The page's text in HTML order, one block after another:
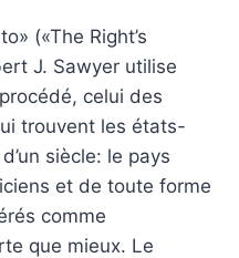
(«The Right’s
J. Sawyer utilise
celui des
trouvent les états-
siècle: le pays
et de toute forme
comme
que mieux. Le